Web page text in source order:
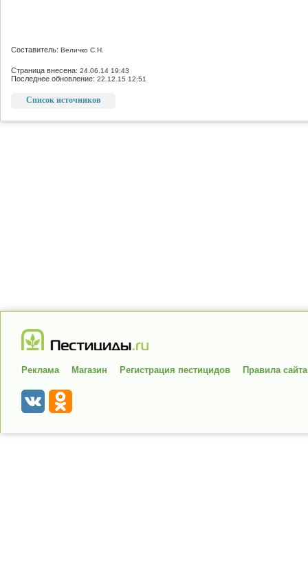
Составитель: Величко С.Н.
Страница внесена: 24.06.14 19:43
Последнее обновление: 22.12.15 12:51
Список источников
Реклама Магазин Регистрация пестицидов Правила сайта